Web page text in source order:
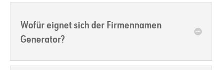
Wofür eignet sich der Firmennamen
Generator?